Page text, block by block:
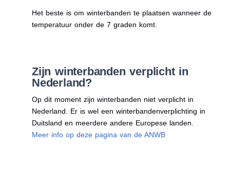
Het beste is om winterbanden te plaatsen wanneer de
temperatuur onder de 7 graden komt.
Zijn winterbanden verplicht in
Nederland?
Op dit moment zijn winterbanden niet verplicht in
Nederland. Er is wel een winterbandenverplichting in
Duitsland en meerdere andere Europese landen.
Meer info op deze pagina van de ANWB